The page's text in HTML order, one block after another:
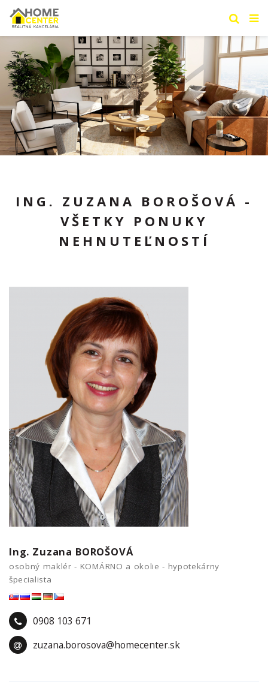
ING. ZUZANA BOROŠOVÁ -
VŠETKY PONUKY
NEHNUTEĽNOSTÍ
Ing. Zuzana BOROŠOVÁ
osobný maklér - KOMÁRNO a okolie - hypotekárny
špecialista
0908 103 671
zuzana.borosova@homecenter.sk